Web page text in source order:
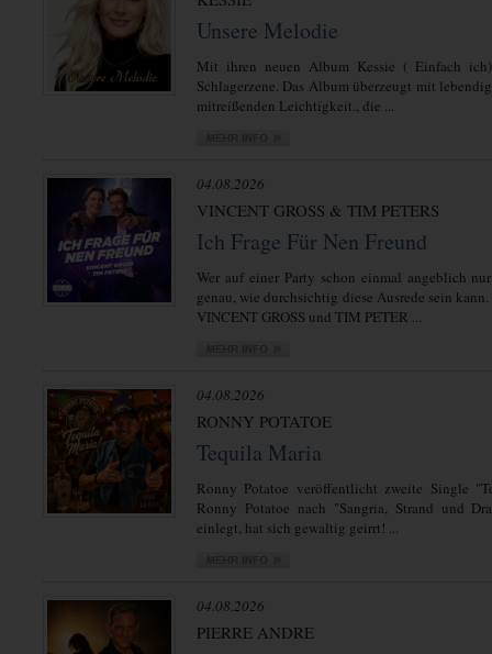
Unsere Melodie
Mit ihren neuen Album Kessie ( Einfach
Schlagerzene. Das Album überzeugt mit
mitreißenden Leichtigkeit., die ...
04.08.2026
VINCENT GROSS & TIM PETERS
Ich Frage Für Nen Freund
Wer auf einer Party schon einmal angeblich
genau, wie durchsichtig diese Ausrede sein
VINCENT GROSS und TIM PETER ...
04.08.2026
RONNY POTATOE
Tequila Maria
Ronny Potatoe veröffentlicht zweite Single
Ronny Potatoe nach "Sangria, Strand und
einlegt, hat sich gewaltig geirrt! ...
04.08.2026
PIERRE ANDRE